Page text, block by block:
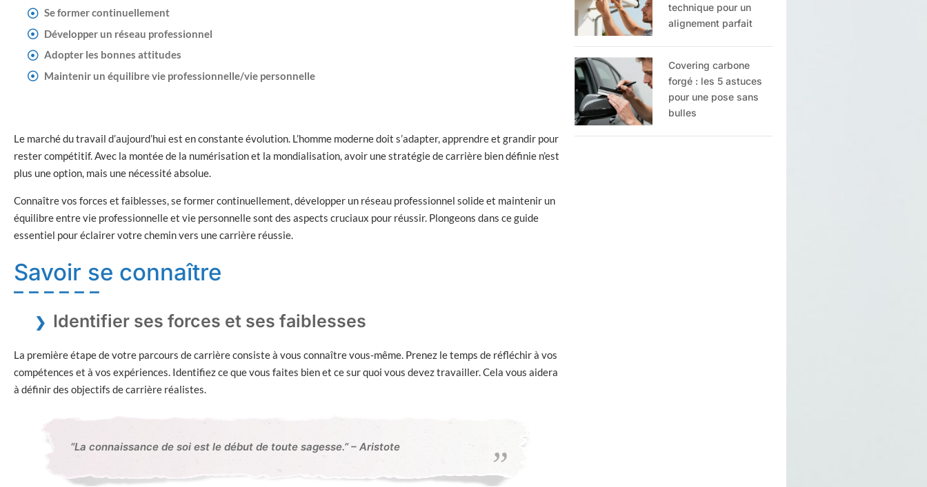
Se former continuellement
Développer un réseau professionnel
Adopter les bonnes attitudes
Maintenir un équilibre vie professionnelle/vie personnelle
Le marché du travail d’aujourd’hui est en constante évolution. L’homme moderne doit s’adapter, apprendre et grandir pour
rester compétitif. Avec la montée de la numérisation et la mondialisation, avoir une stratégie de carrière bien définie n’est
plus une option, mais une nécessité absolue.
Connaître vos forces et faiblesses, se former continuellement, développer un réseau professionnel solide et maintenir un
équilibre entre vie professionnelle et vie personnelle sont des aspects cruciaux pour réussir. Plongeons dans ce guide
essentiel pour éclairer votre chemin vers une carrière réussie.
Savoir se connaître
Identifier ses forces et ses faiblesses
La première étape de votre parcours de carrière consiste à vous connaître vous-même. Prenez le temps de réfléchir à vos
compétences et à vos expériences. Identifiez ce que vous faites bien et ce sur quoi vous devez travailler. Cela vous aidera
à définir des objectifs de carrière réalistes.
“La connaissance de soi est le début de toute sagesse.” – Aristote
technique pour un
alignement parfait
Covering carbone
forgé : les 5 astuces
pour une pose sans
bulles